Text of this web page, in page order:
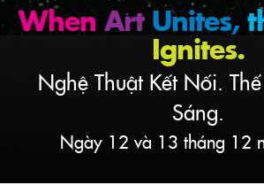
When Art Unites,
Ignites.
Nghệ Thuật Kết Nối.
Sáng.
Ngày 12 và 13 tháng 12